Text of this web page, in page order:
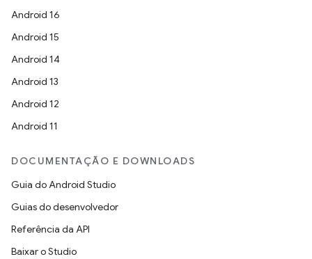
Android 16
Android 15
Android 14
Android 13
Android 12
Android 11
DOCUMENTAÇÃO E DOWNLOADS
Guia do Android Studio
Guias do desenvolvedor
Referência da API
Baixar o Studio